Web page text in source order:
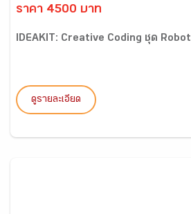
ราคา 4500 บาท
IDEAKIT: Creative Coding ชุด Robot
ดูรายละเอียด